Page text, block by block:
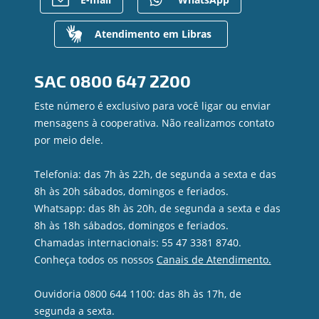
Gerenciar Cookies
Regularização de dívidas
Valores a Receber
Contato
Ouvidoria
Atendimento em Libras
SAC 0800 647 2200
Este número é exclusivo para você ligar ou enviar
mensagens à cooperativa. Não realizamos contato
por meio dele.
Telefonia: das 7h às 22h, de segunda a sexta e das
8h às 20h sábados, domingos e feriados.
Whatsapp: das 8h às 20h, de segunda a sexta e das
8h às 18h sábados, domingos e feriados.
Chamadas internacionais: 55 47 3381 8740.
Conheça todos os nossos Canais de Atendimento.
Ouvidoria 0800 644 1100: das 8h às 17h, de
segunda a sexta.